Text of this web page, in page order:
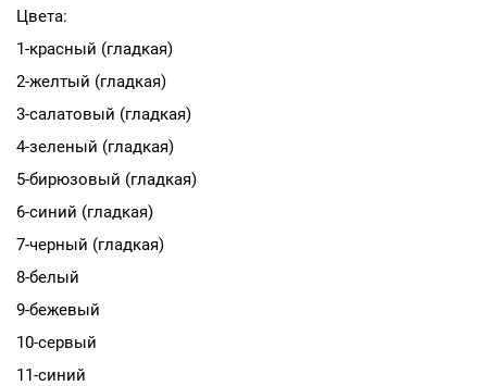
Цвета:
1-красный (гладкая)
2-желтый (гладкая)
3-салатовый (гладкая)
4-зеленый (гладкая)
5-бирюзовый (гладкая)
6-синий (гладкая)
7-черный (гладкая)
8-белый
9-бежевый
10-сервый
11-синий